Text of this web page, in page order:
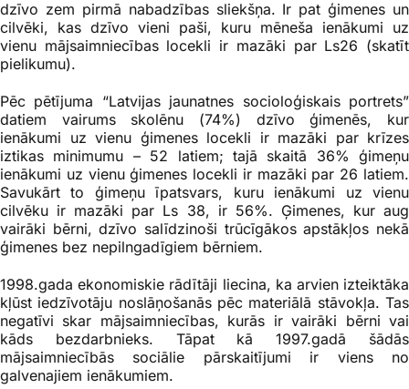
dzīvo zem pirmā nabadzības sliekšņa. Ir pat ģimenes un
cilvēki, kas dzīvo vieni paši, kuru mēneša ienākumi uz
vienu mājsaimniecības locekli ir mazāki par Ls26 (skatīt
pielikumu).
Pēc pētījuma “Latvijas jaunatnes socioloģiskais portrets”
datiem vairums skolēnu (74%) dzīvo ģimenēs, kur
ienākumi uz vienu ģimenes locekli ir mazāki par krīzes
iztikas minimumu – 52 latiem; tajā skaitā 36% ģimeņu
ienākumi uz vienu ģimenes locekli ir mazāki par 26 latiem.
Savukārt to ģimeņu īpatsvars, kuru ienākumi uz vienu
cilvēku ir mazāki par Ls 38, ir 56%. Ģimenes, kur aug
vairāki bērni, dzīvo salīdzinoši trūcīgākos apstākļos nekā
ģimenes bez nepilngadīgiem bērniem.
1998.gada ekonomiskie rādītāji liecina, ka arvien izteiktāka
kļūst iedzīvotāju noslāņošanās pēc materiālā stāvokļa. Tas
negatīvi skar mājsaimniecības, kurās ir vairāki bērni vai
kāds bezdarbnieks. Tāpat kā 1997.gadā šādās
mājsaimniecībās sociālie pārskaitījumi ir viens no
galvenajiem ienākumiem.